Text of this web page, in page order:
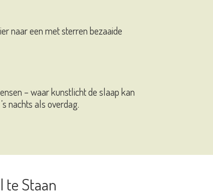
naar een met sterren bezaaide
– waar kunstlicht de slaap kan
nachts als overdag.
te Staan